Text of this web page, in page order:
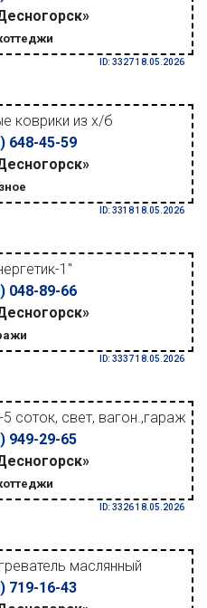
ID: 3327 18.05.2026
коврики из х/б
648-45-59
ID: 3318 18.05.2026
1"
048-89-66
ID: 3337 18.05.2026
соток, свет, вагон.,гараж
949-29-65
ID: 3326 18.05.2026
маслянный
719-16-43